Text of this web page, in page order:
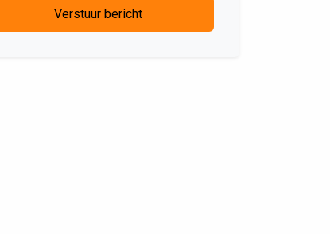
Verstuur bericht